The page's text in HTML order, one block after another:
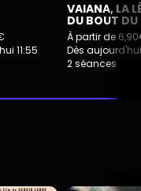
11:55
VAIANA, LA
DU BOUT
À partir de
Dès
2 séances